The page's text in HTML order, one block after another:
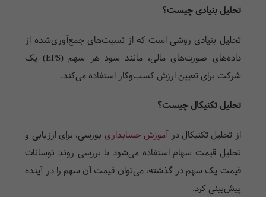
تحلیل بنیادی چیست؟
تحلیل بنیادی روشی است که از نسبت‌های جمع‌آوری‌شده از
داده‌های صورت‌های مالی، مانند سود هر سهم (EPS) یک
شرکت برای تعیین ارزش کسب‌وکار استفاده می‌کند.
تحلیل تکنیکال چیست؟
از تحلیل تکنیکال درآموزش حسابداری بورسی، برای ارزیابی و
تحلیل قیمت سهام استفاده می‌شود با بررسی روند نوسانات
قیمت یک سهم در گذشته، می‌توان قیمت آن سهم را در آینده
پیش‌بینی کرد.